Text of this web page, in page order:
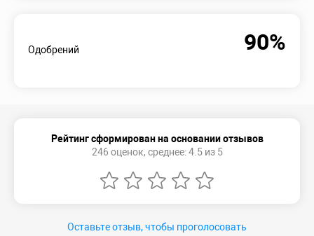
Одобрений 90%
Рейтинг сформирован на основании отзывов
246 оценок, среднее: 4.5 из 5
Оставьте отзыв, чтобы проголосовать